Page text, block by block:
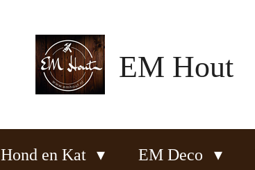
EM Hout
Hond en Kat EM Deco